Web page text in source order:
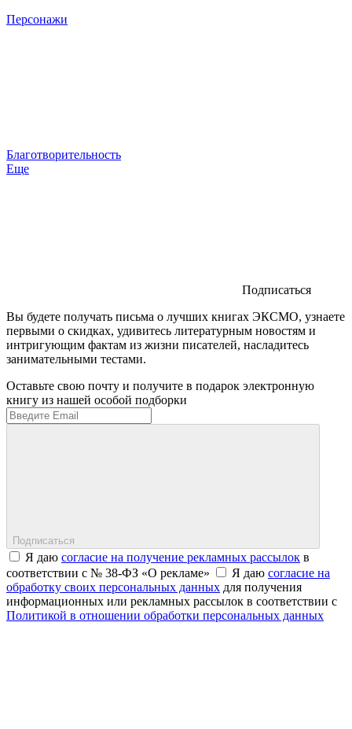
Персонажи
Благотворительность
Еще
Подписаться
Вы будете получать письма о лучших книгах ЭКСМО, узнаете
первыми о скидках, удивитесь литературным новостям и
интригующим фактам из жизни писателей, насладитесь
занимательными тестами.
Оставьте свою почту и получите в подарок электронную
книгу из нашей особой подборки
Подписаться
Я даю согласие на получение рекламных рассылок в
соответствии с № 38-ФЗ «О рекламе»
Я даю согласие на
обработку своих персональных данных для получения
информационных или рекламных рассылок в соответствии с
Политикой в отношении обработки персональных данных